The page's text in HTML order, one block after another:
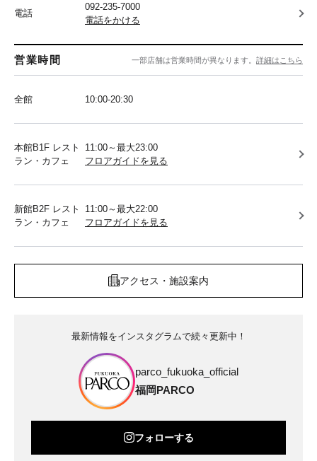
電話
092-235-7000
電話をかける
営業時間 一部店舗は営業時間が異なります。 詳細はこちら
全館 10:00-20:30
本館B1F レスト
ラン・カフェ
11:00～最大23:00
フロアガイドを見る
新館B2F レスト
ラン・カフェ
11:00～最大22:00
フロアガイドを見る
アクセス・施設案内
最新情報をインスタグラムで続々更新中！
parco_fukuoka_official
福岡PARCO
フォローする